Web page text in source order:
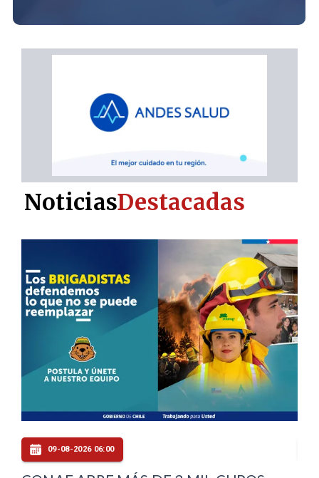
09-08-2026 05:00
NoticiasDestacadas